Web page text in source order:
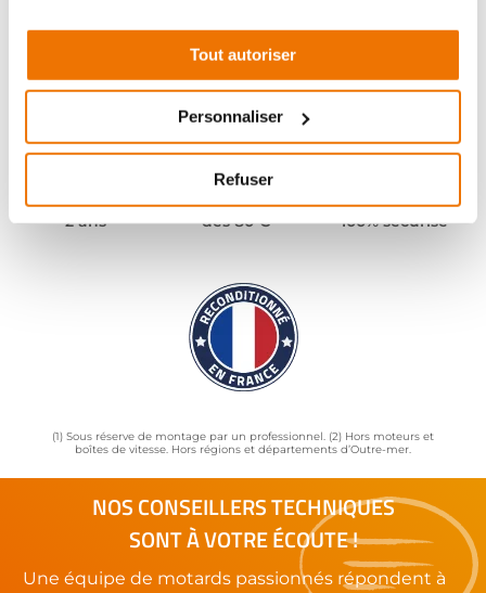
Tout autoriser
Personnaliser
Refuser
Pièces garanties
2 ans
Port offert
dès 80 €
Paiement
100% sécurisé
(1) Sous réserve de montage par un professionnel. (2) Hors moteurs et
boîtes de vitesse. Hors régions et départements d’Outre-mer.
NOS CONSEILLERS TECHNIQUES
SONT À VOTRE ÉCOUTE !
Une équipe de motards passionnés répondent à